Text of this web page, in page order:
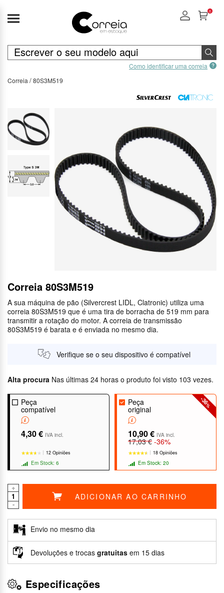
Como identificar uma correia
0
Correia 80S3M519
Correia 80S3M519
A sua máquina de pão (Silvercrest LIDL, Clatronic) utiliza uma
correia 80S3M519 que é uma tira de borracha de 519 mm para
transmitir a rotação do motor. A correia de transmissão
80S3M519 é barata e é enviada no mesmo dia.
Verifique se o seu dispositivo é compatível
Alta procura Nas últimas 24 horas o produto foi visto 103 vezes.
Peça
compatível
4,30 € IVA incl.
12 Opiniões
Em Stock: 6
-36
%
Peça
original
10,90 € IVA incl.
17,03 € -36%
18 Opiniões
Em Stock: 20
+
-
ADICIONAR AO CARRINHO
Envio no mesmo dia
Devoluções e trocas gratuitas em 15 dias
Especificações